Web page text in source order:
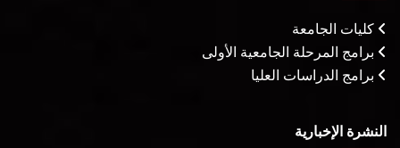
كليات الجامعة
برامج المرحلة الجامعية الأولى
برامج الدراسات العليا
النشرة الإخبارية